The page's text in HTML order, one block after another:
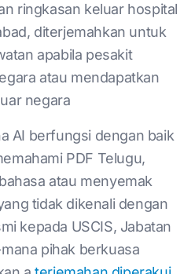
ringkasan keluar hospital
diterjemahkan untuk
apabila pesakit
atau mendapatkan
negara
AI berfungsi dengan baik
PDF Telugu,
atau menyemak
tidak dikenali dengan
kepada USCIS, Jabatan
pihak berkuasa